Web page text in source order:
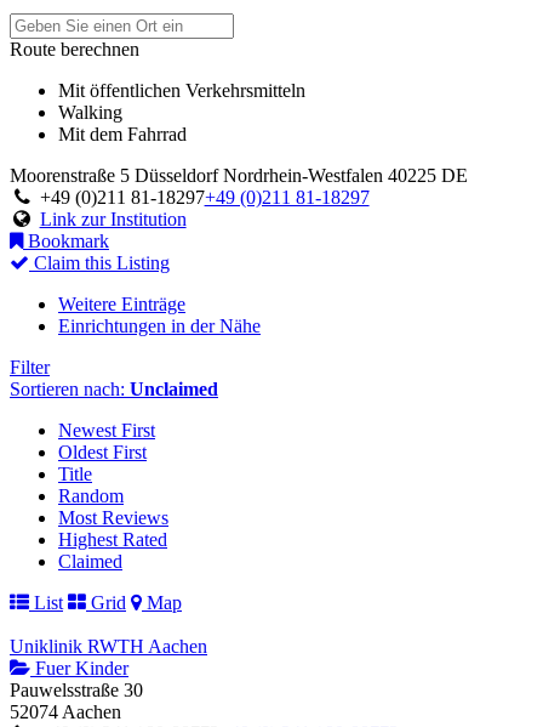
Route berechnen
Mit öffentlichen Verkehrsmitteln
Walking
Mit dem Fahrrad
Moorenstraße 5 Düsseldorf Nordrhein-Westfalen 40225 DE
+49 (0)211 81-18297+49 (0)211 81-18297
Link zur Institution
Bookmark
Claim this Listing
Weitere Einträge
Einrichtungen in der Nähe
Filter
Sortieren nach: Unclaimed
Newest First
Oldest First
Title
Random
Most Reviews
Highest Rated
Claimed
List
Grid Map
Uniklinik RWTH Aachen
Fuer Kinder
Pauwelsstraße 30
52074 Aachen